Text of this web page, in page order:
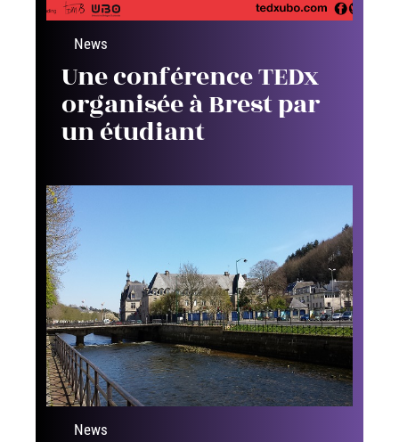
News
Une conférence TEDx
organisée à Brest par
un étudiant
News